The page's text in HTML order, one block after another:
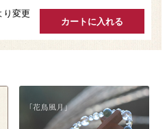
り変更